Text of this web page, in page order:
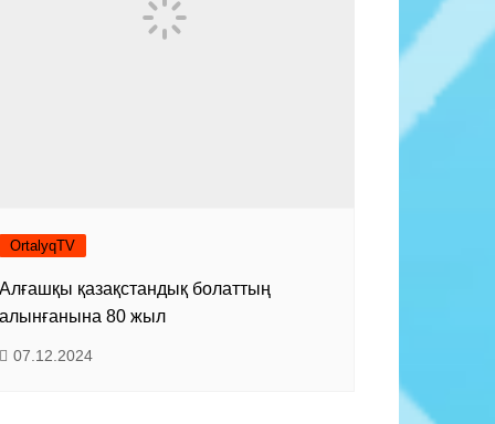
OrtalyqTV
қазақстандық болаттың
80 жыл
07.12.2024